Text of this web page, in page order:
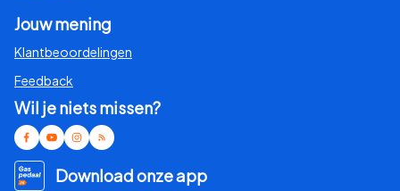
Jouw mening
Klantbeoordelingen
Feedback
Wil je niets missen?
Download onze app